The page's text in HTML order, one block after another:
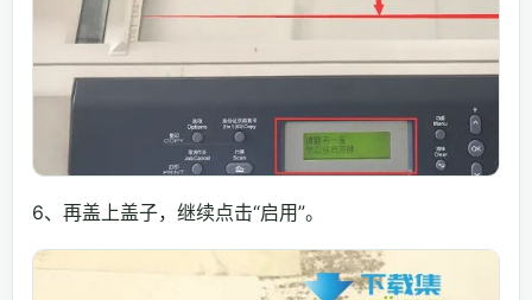
6、再盖上盖子，继续点击“启用”。